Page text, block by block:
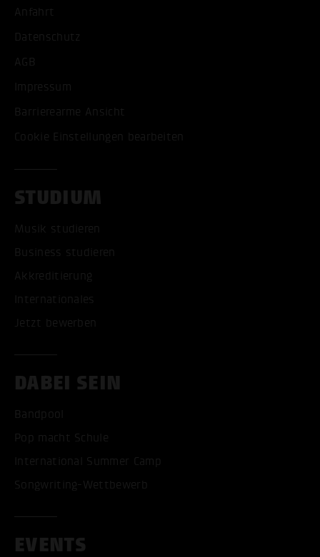
Anfahrt
Datenschutz
AGB
Impressum
Barrierearme Ansicht
Cookie Einstellungen bearbeiten
STUDIUM
Musik studieren
Business studieren
Akkreditierung
Internationales
Jetzt bewerben
DABEI SEIN
Bandpool
Pop macht Schule
International Summer Camp
Songwriting-Wettbewerb
EVENTS